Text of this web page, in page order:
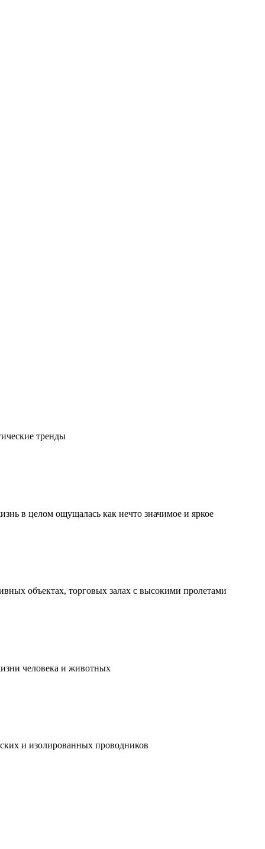
тренды
в целом ощущалась как нечто значимое и яркое
объектах, торговых залах с высокими пролетами
человека и животных
и изолированных проводников